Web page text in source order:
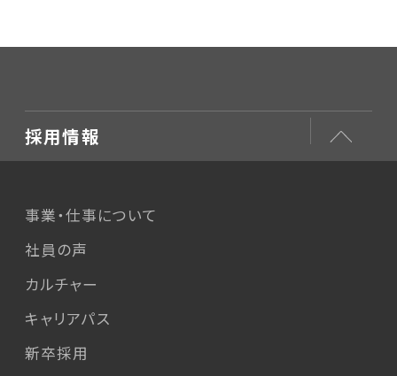
採用情報
事業・仕事について
社員の声
カルチャー
キャリアパス
新卒採用